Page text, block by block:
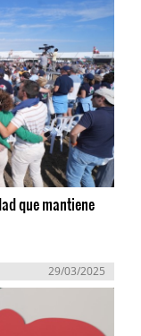
que mantiene
29/03/2025